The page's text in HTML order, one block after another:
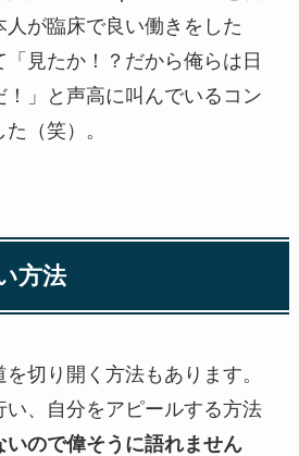
が臨床で良い働きをした
見たか！？だから俺らは日
」と声高に叫んでいるコン
（笑）。
方法
切り開く方法もあります。
、自分をアピールする方法
いので偉そうに語れません